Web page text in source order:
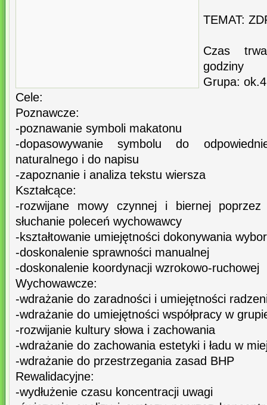
TEMAT:
Czas
godziny
Grupa:
Cele:
Poznawcze:
-poznawanie symboli makatonu
-dopasowywanie symbolu do
naturalnego i do napisu
-zapoznanie i analiza tekstu wiersza
Kształcące:
-rozwijane mowy czynnej i biernej poprzez
słuchanie poleceń wychowawcy
-kształtowanie umiejętności dokonywania
-doskonalenie sprawności manualnej
-doskonalenie koordynacji wzrokowo-ruchowej
Wychowawcze:
-wdrażanie do zaradności i umiejętności
-wdrażanie do umiejętności współpracy w
-rozwijanie kultury słowa i zachowania
-wdrażanie do zachowania estetyki i ładu w
-wdrażanie do przestrzegania zasad BHP
Rewalidacyjne:
-wydłużenie czasu koncentracji uwagi